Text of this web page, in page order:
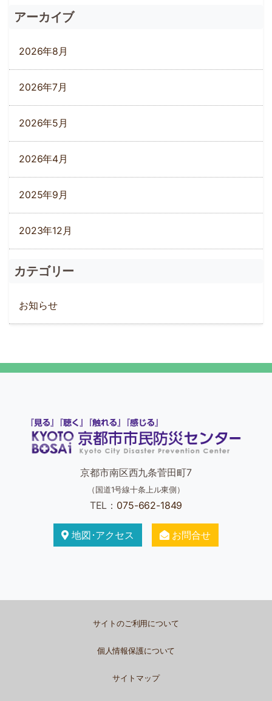
アーカイブ
2026年8月
2026年7月
2026年5月
2026年4月
2025年9月
2023年12月
カテゴリー
お知らせ
京都市南区西九条菅田町7
（国道1号線十条上ル東側）
TEL： 075-662-1849
地図･アクセス お問合せ
サイトのご利用について
個人情報保護について
サイトマップ